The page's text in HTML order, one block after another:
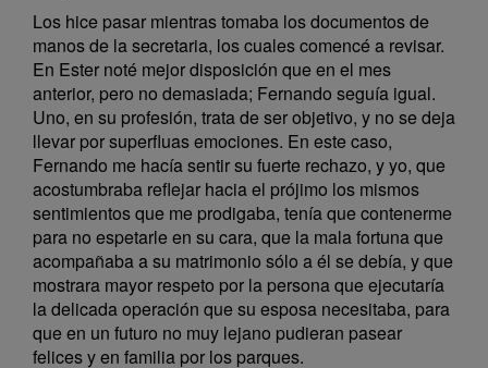
Los hice pasar mientras tomaba los documentos de
manos de la secretaria, los cuales comencé a revisar.
En Ester noté mejor disposición que en el mes
anterior, pero no demasiada; Fernando seguía igual.
Uno, en su profesión, trata de ser objetivo, y no se deja
llevar por superfluas emociones. En este caso,
Fernando me hacía sentir su fuerte rechazo, y yo, que
acostumbraba reflejar hacia el prójimo los mismos
sentimientos que me prodigaba, tenía que contenerme
para no espetarle en su cara, que la mala fortuna que
acompañaba a su matrimonio sólo a él se debía, y que
mostrara mayor respeto por la persona que ejecutaría
la delicada operación que su esposa necesitaba, para
que en un futuro no muy lejano pudieran pasear
felices y en familia por los parques.